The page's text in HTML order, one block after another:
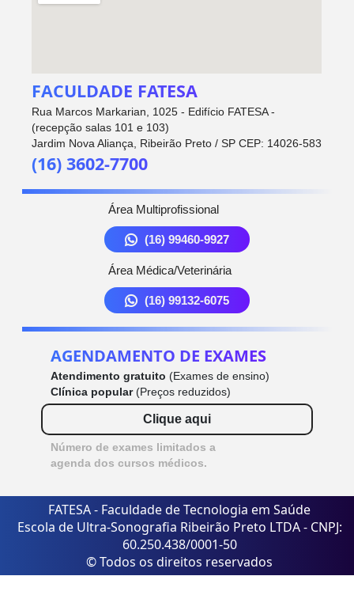
FACULDADE FATESA
Rua Marcos Markarian, 1025 - Edifício FATESA -
(recepção salas 101 e 103)
Jardim Nova Aliança, Ribeirão Preto / SP CEP: 14026-583
(16) 3602-7700
Área Multiprofissional
(16) 99460-9927
Área Médica/Veterinária
(16) 99132-6075
AGENDAMENTO DE EXAMES
Atendimento gratuito (Exames de ensino)
Clínica popular(Preços reduzidos)
Clique aqui
Número de exames limitados a
agenda dos cursos médicos.
FATESA - Faculdade de Tecnologia em Saúde
Escola de Ultra-Sonografia Ribeirão Preto LTDA - CNPJ:
60.250.438/0001-50
© Todos os direitos reservados